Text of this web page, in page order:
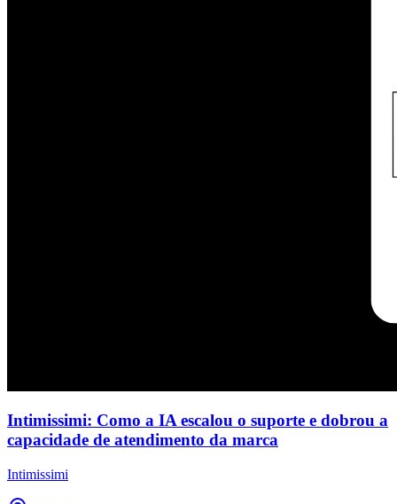
Intimissimi: Como a IA escalou o suporte e dobrou a
capacidade de atendimento da marca
Intimissimi